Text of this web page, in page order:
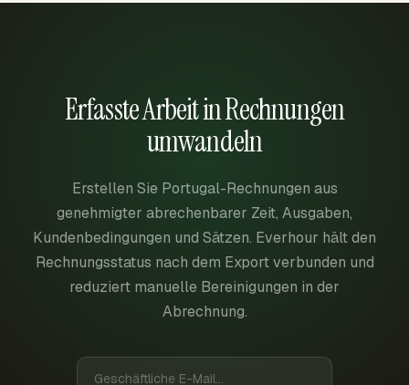
Erfasste Arbeit in Rechnungen
umwandeln
Erstellen Sie Portugal-Rechnungen aus
genehmigter abrechenbarer Zeit, Ausgaben,
Kundenbedingungen und Sätzen. Everhour hält den
Rechnungsstatus nach dem Export verbunden und
reduziert manuelle Bereinigungen in der
Abrechnung.